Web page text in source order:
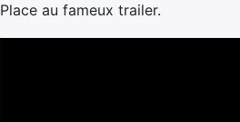
Place au fameux trailer.